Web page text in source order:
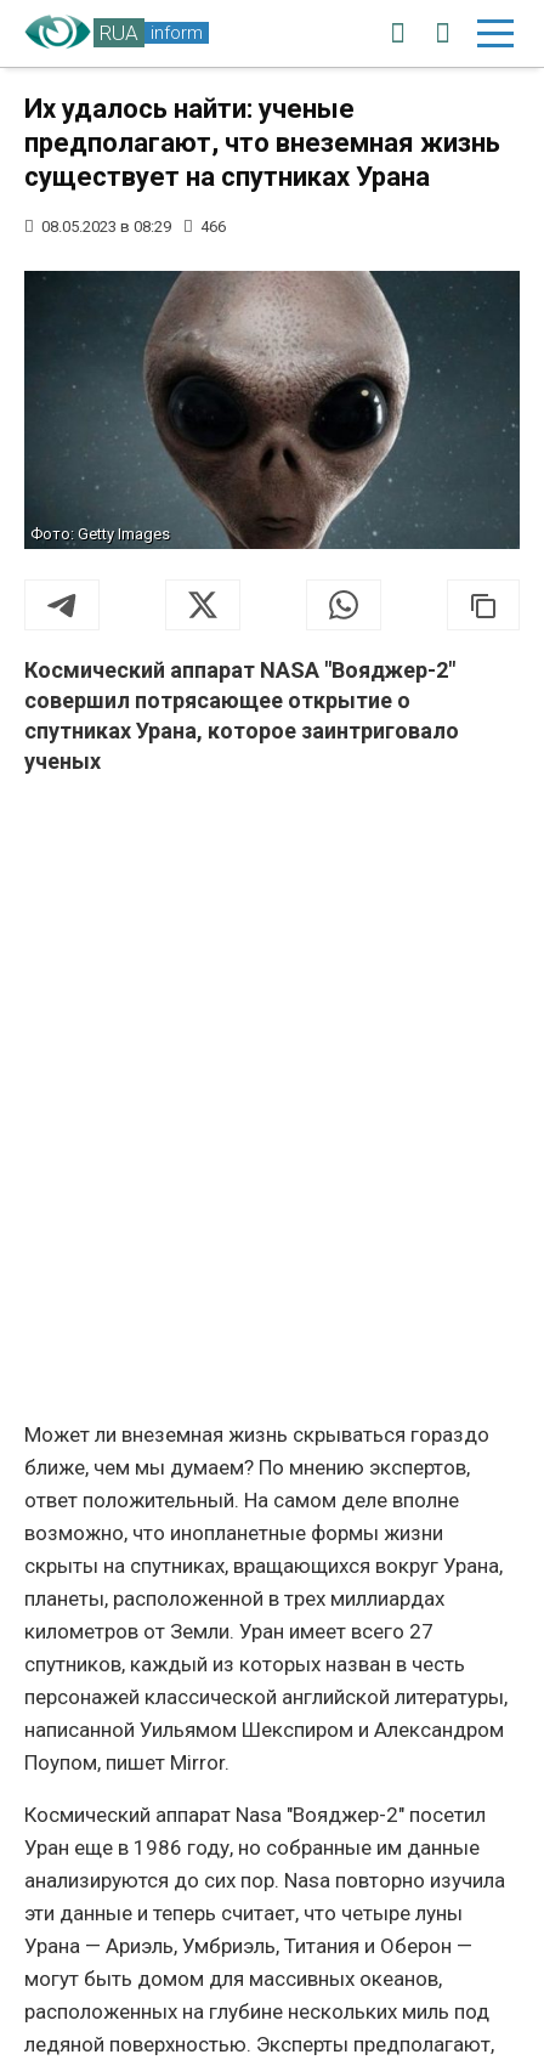
RUA inform
Их удалось найти: ученые
предполагают, что внеземная жизнь
существует на спутниках Урана
08.05.2023 в 08:29 466
Фото: Getty Images
Космический аппарат NASA "Вояджер-2"
совершил потрясающее открытие о
спутниках Урана, которое заинтриговало
ученых
Может ли внеземная жизнь скрываться гораздо
ближе, чем мы думаем? По мнению экспертов,
ответ положительный. На самом деле вполне
возможно, что инопланетные формы жизни
скрыты на спутниках, вращающихся вокруг Урана,
планеты, расположенной в трех миллиардах
километров от Земли. Уран имеет всего 27
спутников, каждый из которых назван в честь
персонажей классической английской литературы,
написанной Уильямом Шекспиром и Александром
Поупом, пишет Mirror.
Космический аппарат Nasa "Вояджер-2" посетил
Уран еще в 1986 году, но собранные им данные
анализируются до сих пор. Nasa повторно изучила
эти данные и теперь считает, что четыре луны
Урана — Ариэль, Умбриэль, Титания и Оберон —
могут быть домом для массивных океанов,
расположенных на глубине нескольких миль под
ледяной поверхностью. Эксперты предполагают,